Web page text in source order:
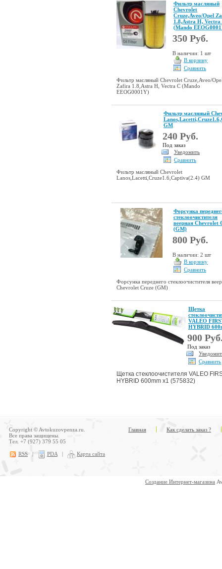
Фильтр масляный
Chevrolet
Cruze,Aveo/Opel
1.8,Astra H, Vectra
(Mando
350 Руб.
В наличии: 1 шт
В корзину
Сравнить
Фильтр масляный Chevrolet Cruze,Aveo/
Zafira 1.8,Astra H, Vectra C (Mando
EEOG0001Y)
Фильтр масляный
GM
240 Руб.
Под заказ
Уведомить
Сравнить
Фильтр масляный Chevrolet
Lanos,Lacetti,Cruze1.6,Captiva(2.4) GM
Форсунка
стеклоочистителя
веерная Chevrolet
(GM)
800 Руб.
В наличии: 2 шт
В корзину
Сравнить
Форсунка переднего стеклоочистителя
Chevrolet Cruze (GM)
Щетка
VALEO
HYBRID
900
Под заказ
Сравнить
Щетка стеклоочистителя VALEO
HYBRID 600mm x1 (575832)
Copyright © Avtokuzovpenza.ru.
Все права защищены.
Тел. +7 (927) 379 55 05
RSS | PDA | Карта сайта
Главная Как сделать заказ ?
Создание Интернет-магазина